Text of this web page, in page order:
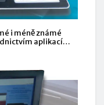
i méně známé
aplikací